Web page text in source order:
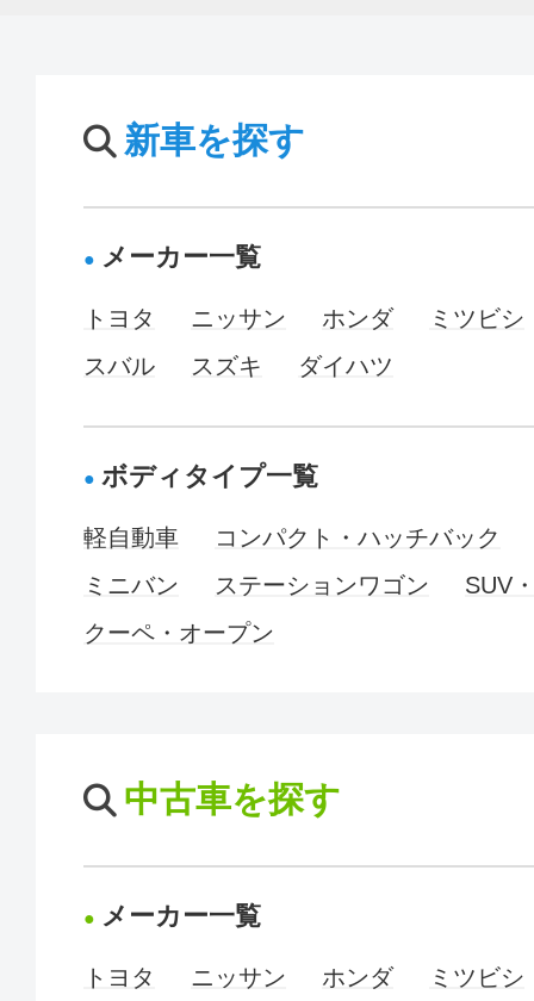
新車を探す
メーカー一覧
トヨタ ニッサン ホンダ
ミツビシ
スバル
スズキ ダイハツ
ボディタイプ一覧
軽自動車
コンパクト・ハッチバック
ミニバン
ステーションワゴン
SUV
クーペ・オープン
中古車を探す
メーカー一覧
トヨタ ニッサン ホンダ
ミツビシ